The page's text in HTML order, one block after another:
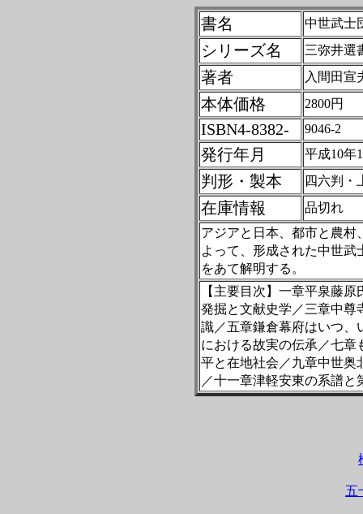
書名 中世武士
シリーズ名 三弥井選
著者 入間田宣
本体価格 2800円
ISBN4-8382- 9046-2
発行年月 平成10年
判形・製本 四六判・
在庫情報 品切れ
アジアと日本、都市と農村
よって、形成された中世
をあて解明する。
【主要目次】一章平泉藤
発掘と文献史学／三章中尊
識／五章鎌倉幕府はいつ、
における故実の伝承／七章
平と在地社会／九章中世奥
／十一章津軽安東の系譜と
五